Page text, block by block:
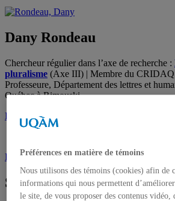
Dany Rondeau
Chercheur régulier dans l’axe de recherche :
pluralisme (Axe III) | Membre du CRIDAQ
Professeure, Département des lettres et
Québec à Rimouski.
Page institutionnelle de Dany Rondeau
Dany_Rondeau@uqar.ca
Spécialités
Préférences en matière de témoins
Nous utilisons des témoins (cookies) afin de
informations qui nous permettent
le site, de vous proposer des contenus vidéo,